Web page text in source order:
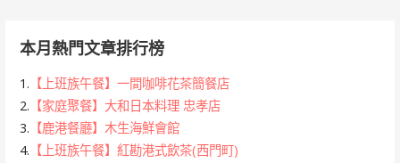
本月熱門文章排行榜
1. 【上班族午餐】一間咖啡花茶簡餐店
2. 【家庭聚餐】大和日本料理 忠孝店
3. 【鹿港餐廳】木生海鮮會館
4. 【上班族午餐】紅勘港式飲茶(西門町)